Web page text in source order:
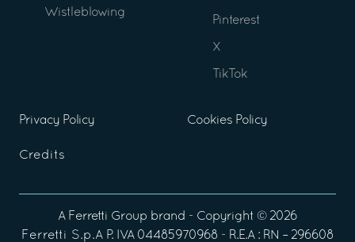
Wistleblowing
Pinterest
X
TikTok
Privacy Policy Cookies Policy
Credits
A Ferretti Group brand - Copyright © 2026
Ferretti S.p.A P. IVA 04485970968 - R.E.A : RN – 296608